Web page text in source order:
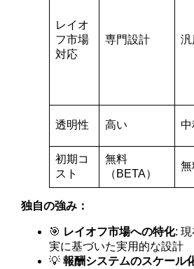
レイオ
フ市場
対応
専門設計 汎
透明性 高い
初期コ
スト
無料
（BETA）
無
独自の強み：
🎯 レイオフ市場への特化:
実に基づいた実用的な設計
💡報酬システムのスケール